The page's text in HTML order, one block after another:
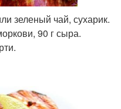
зеленый чай, сухарик.
90 г сыра.